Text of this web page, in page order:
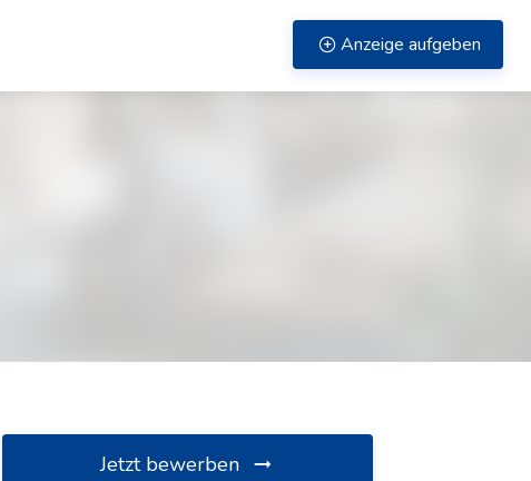
Anzeige aufgeben
Jetzt bewerben